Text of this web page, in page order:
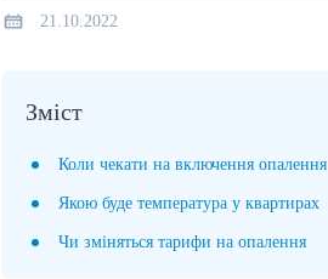
21.10.2022
Зміст
Коли чекати на включення опалення
Якою буде температура у квартирах
Чи зміняться тарифи на опалення